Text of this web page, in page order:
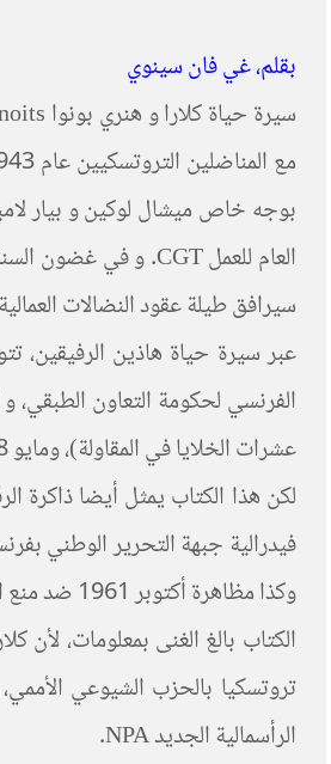
بقلم، غي فان سينوي
سيرافق طيلة عقود النضالات
عشرات الخلايا في المقاولة)، ومايو 1968 ورفض شغيلة بيانكور اتفاقات غرونيل Grenelle التي تفاوض بشأنها الاتحاد العام للعمل مع أرباب العمل والحكومة بقصد إنهاء الإضراب العام.
لكن هذا الكتاب يمثل أيضا ذاكرة
فيدرالية جبهة التحرير الوطني
وكذا مظاهرة أكتوبر 1961 ضد منع التجول الذي فرضه بباريس مدير الشرطة بابون حيث اغتالت قواته مئات المتظاهرين الجزائريين.
الرأسمالية الجديد NPA.